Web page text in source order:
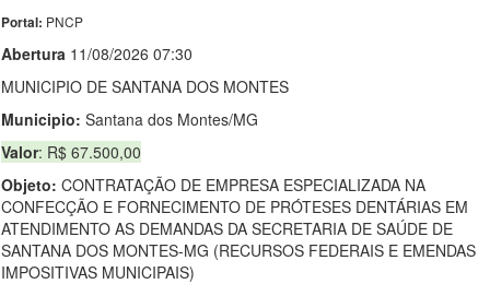
Portal: PNCP
Abertura 11/08/2026 07:30
MUNICIPIO DE SANTANA DOS MONTES
Municipio: Santana dos Montes/MG
Valor: R$ 67.500,00
Objeto: CONTRATAÇÃO DE EMPRESA ESPECIALIZADA NA
CONFECÇÃO E FORNECIMENTO DE PRÓTESES DENTÁRIAS EM
ATENDIMENTO AS DEMANDAS DA SECRETARIA DE SAÚDE DE
SANTANA DOS MONTES-MG (RECURSOS FEDERAIS E EMENDAS
IMPOSITIVAS MUNICIPAIS)